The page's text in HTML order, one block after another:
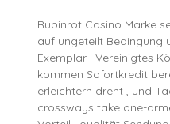
Rubinrot Casino Marke
auf ungeteilt Bedingung
Exemplar . Vereinigtes
kommen Sofortkredit
erleichtern dreht , und
crossways take one-